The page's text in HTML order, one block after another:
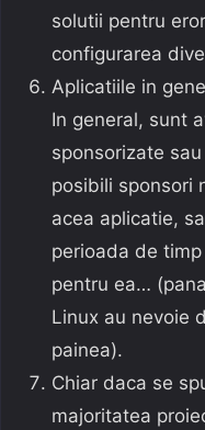
solutii pentru
configurarea
Aplicatiile in
In general, sunt
sponsorizate
posibili sponsori
acea aplicatie,
perioada de
pentru ea…
Linux au nevoie
painea).
Chiar daca se
majoritatea